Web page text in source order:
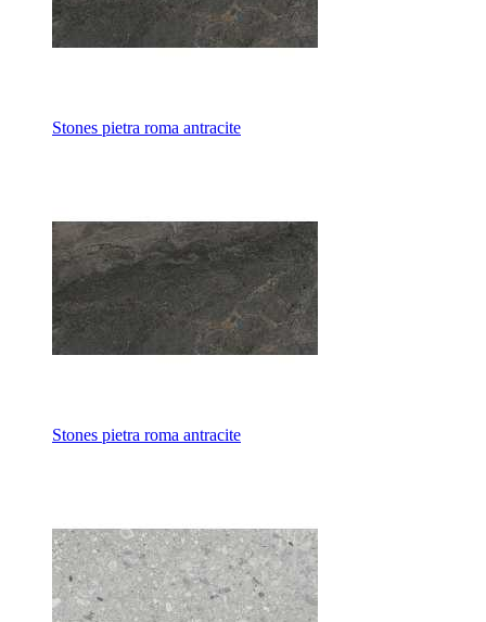
Stones pietra roma antraсite
Stones pietra roma antraсite